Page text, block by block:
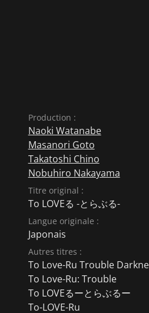
Production :
Naoki Watanabe
Masanori Goto
Takatoshi Chino
Nobuhiro Nakayama
Titre original :
To LOVEる -とらぶる-
Langue originale :
Japonais
Autres titres :
To Love-Ru Trouble
To Love-Ru: Trouble
To LOVEるーとらぶるー
To-LOVE-Ru